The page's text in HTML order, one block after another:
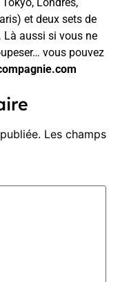
Londres,
et deux sets de
Là aussi si vous ne
vous pouvez
Les champs